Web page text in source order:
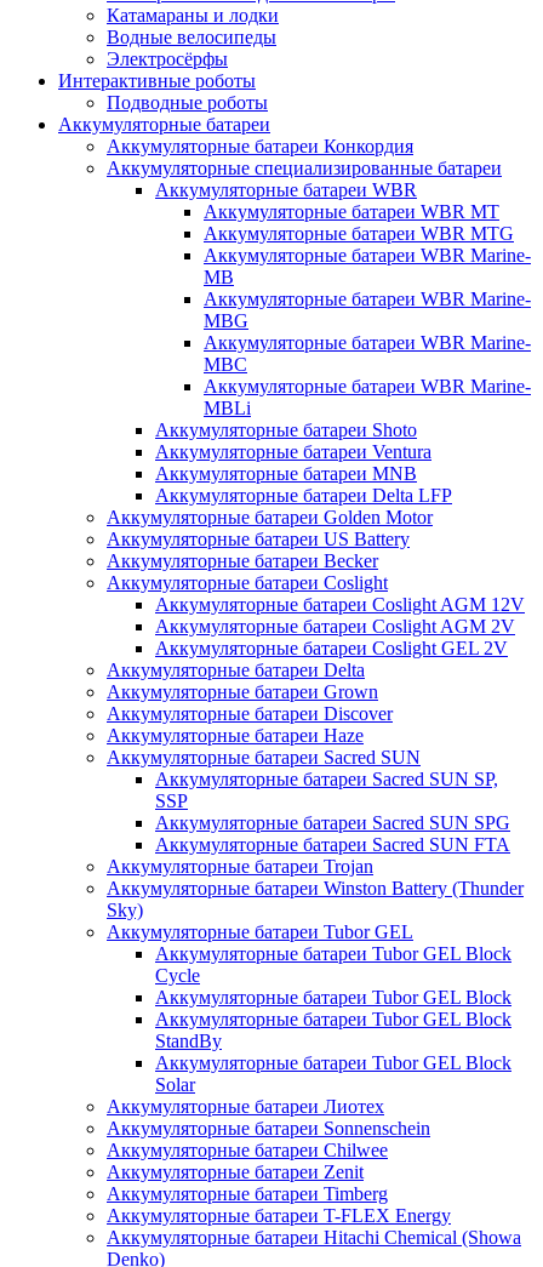
Катамараны и лодки
Водные велосипеды
Электросёрфы
Интерактивные роботы
Подводные роботы
Аккумуляторные батареи
Аккумуляторные батареи Конкордия
Аккумуляторные специализированные батареи
Аккумуляторные батареи WBR
Аккумуляторные батареи WBR MT
Аккумуляторные батареи WBR MTG
Аккумуляторные батареи WBR Marine-
MB
Аккумуляторные батареи WBR Marine-
MBG
Аккумуляторные батареи WBR Marine-
MBC
Аккумуляторные батареи WBR Marine-
MBLi
Аккумуляторные батареи Shoto
Аккумуляторные батареи Ventura
Аккумуляторные батареи MNB
Аккумуляторные батареи Delta LFP
Аккумуляторные батареи Golden Motor
Аккумуляторные батареи US Battery
Аккумуляторные батареи Becker
Аккумуляторные батареи Coslight
Аккумуляторные батареи Coslight AGM 12V
Аккумуляторные батареи Coslight AGM 2V
Аккумуляторные батареи Coslight GEL 2V
Аккумуляторные батареи Delta
Аккумуляторные батареи Grown
Аккумуляторные батареи Discover
Аккумуляторные батареи Haze
Аккумуляторные батареи Sacred SUN
Аккумуляторные батареи Sacred SUN SP,
SSP
Аккумуляторные батареи Sacred SUN SPG
Аккумуляторные батареи Sacred SUN FTA
Аккумуляторные батареи Trojan
Аккумуляторные батареи Winston Battery (Thunder
Sky)
Аккумуляторные батареи Tubor GEL
Аккумуляторные батареи Tubor GEL Block
Cycle
Аккумуляторные батареи Tubor GEL Block
Аккумуляторные батареи Tubor GEL Block
StandBy
Аккумуляторные батареи Tubor GEL Block
Solar
Аккумуляторные батареи Лиотех
Аккумуляторные батареи Sonnenschein
Аккумуляторные батареи Chilwee
Аккумуляторные батареи Zenit
Аккумуляторные батареи Timberg
Аккумуляторные батареи T-FLEX Energy
Аккумуляторные батареи Hitachi Chemical (Showa
Denko)